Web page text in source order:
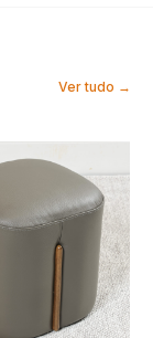
Ver tudo →